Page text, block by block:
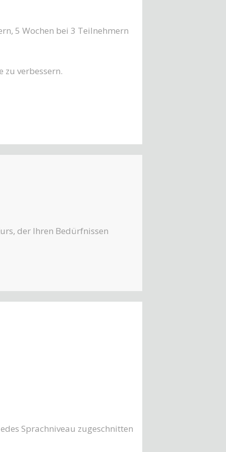
5 Wochen bei 3 Teilnehmern
zu verbessern.
der Ihren Bedürfnissen
Sprachniveau zugeschnitten